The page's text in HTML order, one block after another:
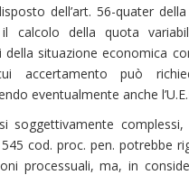
dell’art. 56-quater
calcolo della quota
della situazione economica
accertamento può
eventualmente anche
soggettivamente complessi,
545 cod. proc. pen. potrebbe
processuali, ma, in